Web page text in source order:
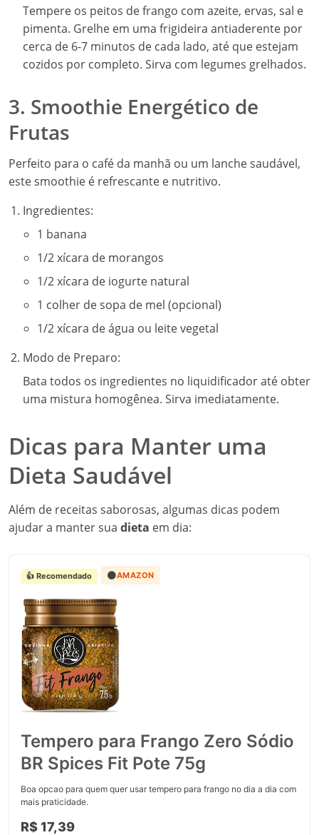
Tempere os peitos de frango com azeite, ervas, sal e
pimenta. Grelhe em uma frigideira antiaderente por
cerca de 6-7 minutos de cada lado, até que estejam
cozidos por completo. Sirva com legumes grelhados.
3. Smoothie Energético de
Frutas
Perfeito para o café da manhã ou um lanche saudável,
este smoothie é refrescante e nutritivo.
Ingredientes:
1 banana
1/2 xícara de morangos
1/2 xícara de iogurte natural
1 colher de sopa de mel (opcional)
1/2 xícara de água ou leite vegetal
Modo de Preparo:
Bata todos os ingredientes no liquidificador até obter
uma mistura homogênea. Sirva imediatamente.
Dicas para Manter uma
Dieta Saudável
Além de receitas saborosas, algumas dicas podem
ajudar a manter sua dieta em dia:
👍 Recomendado 🟠AMAZON
Tempero para Frango Zero Sódio
BR Spices Fit Pote 75g
Boa opcao para quem quer usar tempero para frango no dia a dia com
mais praticidade.
R$ 17,39